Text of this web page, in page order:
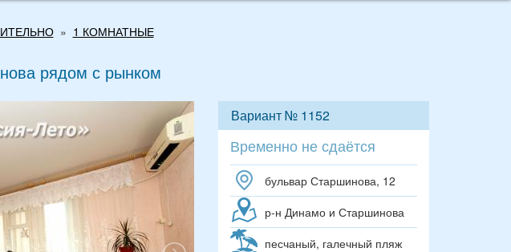
» 1 КОМНАТНЫЕ
рядом с рынком
Вариант № 1152
Временно не сдаётся
бульвар Старшинова, 12
р-н Динамо и Старшинова
песчаный, галечный пляж